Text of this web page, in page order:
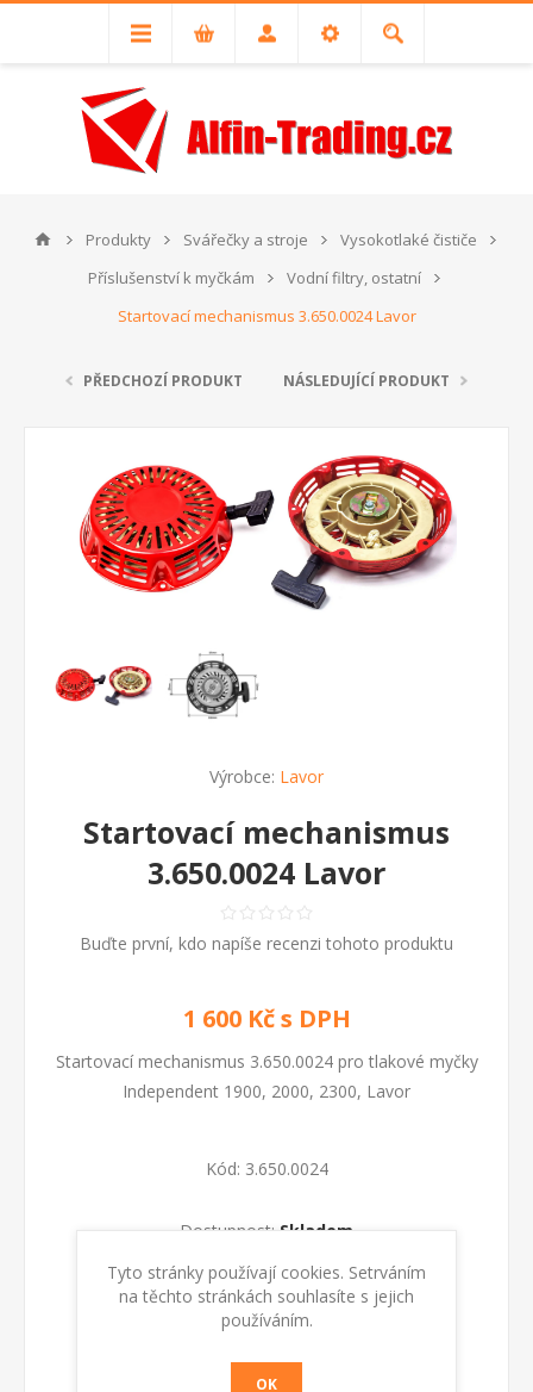
Produkty Svářečky a stroje
Vysokotlaké čističe
Příslušenství k myčkám
Vodní filtry, ostatní
Startovací mechanismus 3.650.0024 Lavor
PŘEDCHOZÍ PRODUKT NÁSLEDUJÍCÍ PRODUKT
Výrobce: Lavor
Startovací mechanismus
3.650.0024 Lavor
Buďte první, kdo napíše recenzi tohoto produktu
1 600 Kč s DPH
Startovací mechanismus 3.650.0024 pro tlakové myčky
Independent 1900, 2000, 2300, Lavor
Kód: 3.650.0024
Dostupnost: Skladem
KOUPIT
Tyto stránky používají cookies. Setrváním
na těchto stránkách souhlasíte s jejich
používáním.
OK